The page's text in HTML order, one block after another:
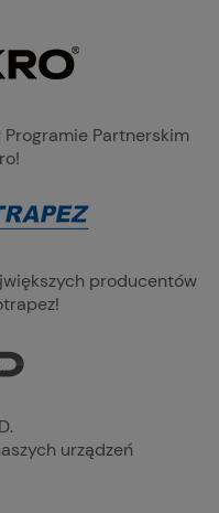
Partnerskim
producentów
urządzeń